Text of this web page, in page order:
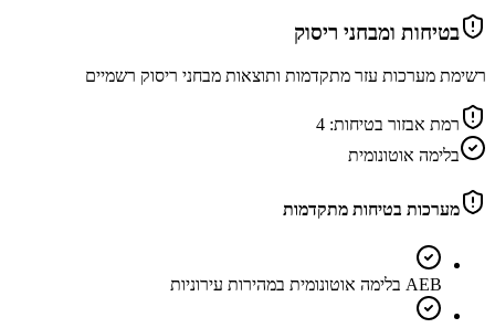
בטיחות ומבחני ריסוק
רשימת מערכות עזר מתקדמות ותוצאות מבחני ריסוק רשמיים
רמת אבזור בטיחות: 4
בלימה אוטונומית
מערכות בטיחות מתקדמות
AEB בלימה אוטונומית במהירות עירוניות